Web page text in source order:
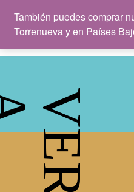
HOLA
ACEITE
AGRICULTURA
También puedes comprar
Torrenueva y en Países